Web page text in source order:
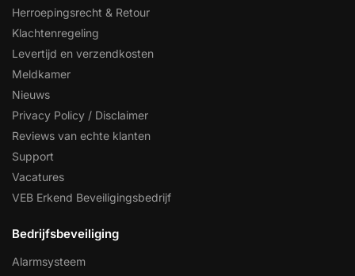
Herroepingsrecht & Retour
Klachtenregeling
Levertijd en verzendkosten
Meldkamer
Nieuws
Privacy Policy / Disclaimer
Reviews van echte klanten
Support
Vacatures
VEB Erkend Beveiligingsbedrijf
Bedrijfsbeveiliging
Alarmsysteem